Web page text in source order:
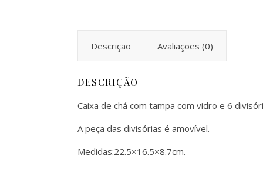
Descrição Avaliações (0)
DESCRIÇÃO
Caixa de chá com tampa com vidro e 6
A peça das divisórias é amovível.
Medidas:22.5×16.5×8.7cm.